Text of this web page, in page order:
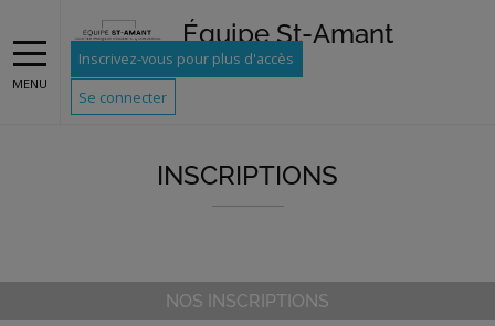
MENU
Équipe St-Amant
Inscrivez-vous pour plus d'accès
Se connecter
INSCRIPTIONS
NOS INSCRIPTIONS